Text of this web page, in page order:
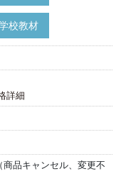
校教材
詳細
商品キャンセル、変更不